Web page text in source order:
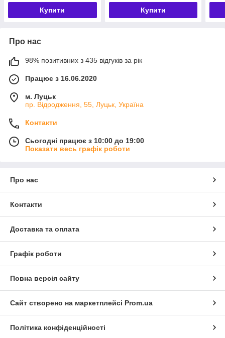
Купити Купити
Про нас
98% позитивних з 435 відгуків за рік
Працює з 16.06.2020
м. Луцьк
пр. Відродження, 55, Луцьк, Україна
Контакти
Сьогодні працює з 10:00 до 19:00
Показати весь графік роботи
Про нас
Контакти
Доставка та оплата
Графік роботи
Повна версія сайту
Сайт створено на маркетплейсі Prom.ua
Політика конфіденційності